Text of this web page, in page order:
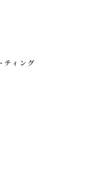
ティング